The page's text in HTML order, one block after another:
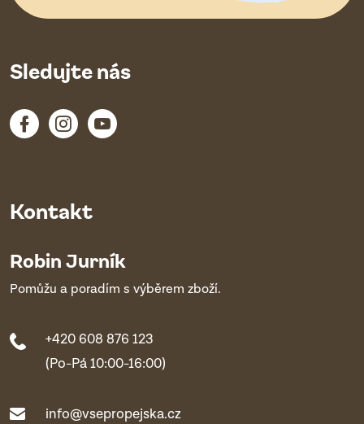
Kontakt
Robin Jurník
Pomůžu a poradím s výběrem zboží.
+420 608 876 123
(Po-Pá 10:00-16:00)
info@vsepropejska.cz
Sledujte nás